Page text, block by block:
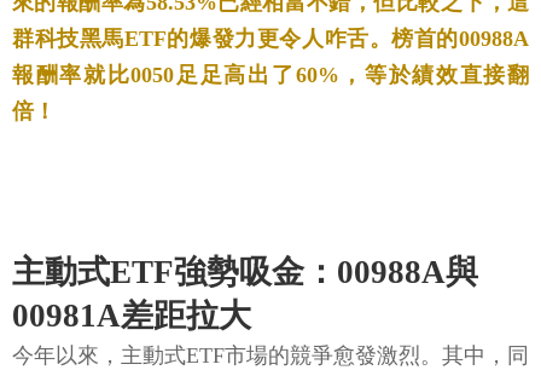
群科技黑馬ETF的爆發力更令人咋舌。榜首的00988A
報酬率就比0050足足高出了60%，等於績效直接翻
倍！
主動式ETF強勢吸金：00988A與
00981A差距拉大
今年以來，主動式ETF市場的競爭愈發激烈。其中，同